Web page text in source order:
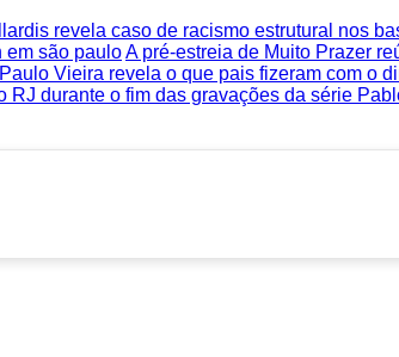
revela caso de racismo estrutural nos
em são pauloA pré-estreia de Muito Prazer
Paulo Vieira revela o que pais fizeram com o
RJ durante o fim das gravações da série